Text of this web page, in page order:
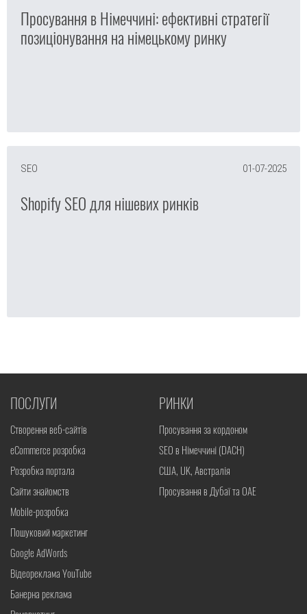
Просування в Німеччині: ефективні стратегії
позиціонування на німецькому ринку
SEO 01-07-2025
Shopify SEO для нішевих ринків
ПОСЛУГИ
Створення веб-сайтів
eCommerce розробка
Розробка портала
Сайти знайомств
Mobile-розробка
Пошуковий маркетинг
Google AdWords
Відеореклама YouTube
Банерна реклама
РИНКИ
Просування за кордоном
SEO в Німеччині (DACH)
США, UK, Австралія
Просування в Дубаї та ОАЕ